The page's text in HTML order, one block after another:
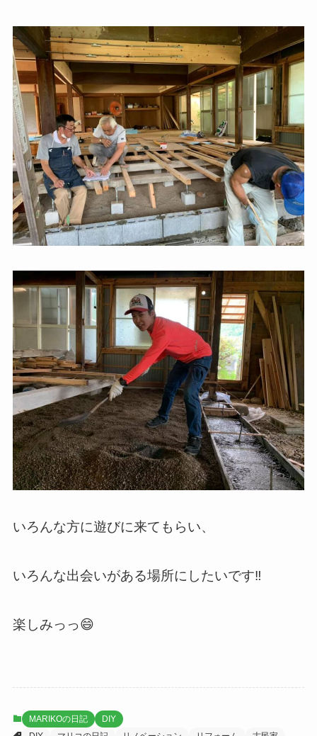
いろんな方に遊びに来てもらい、
いろんな出会いがある場所にしたいです‼️
楽しみっっ😄
MARIKOの日記
DIY